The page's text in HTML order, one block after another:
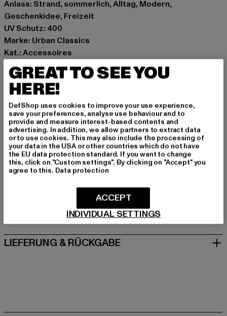
Anlass: Strand, sommerlich, Alltag, Modern,
Geschenkidee, Freizeit
UV Schutz: 400
Marke: Urban Classics
Kat.: Accessoires
Farbe: schwarz
Hersteller Farbe: black
Materialzusammensetzung: 95% Polycarbonat, 5%
Kupfer
Art.Nr: TB5805-00007
Hersteller: TB International GmbH |info@tbint.de
Dr.-Robert-Murjahn-Straße 7 | 64372 Ober-Ramstadt |
DE
GRÖSSE & PASSFORM
PFLEGEHINWEISE
LIEFERUNG & RÜCKGABE
GREAT TO SEE YOU
HERE!
DefShop uses cookies to improve your use experience,
save your preferences, analyse use behaviour and to
provide and measure interest-based contents and
advertising. In addition, we allow partners to extract data
or to use cookies. This may also include the processing of
your data in the USA or other countries which do not have
the EU data protection standard. If you want to change
this, click on "Custom settings". By clicking on "Accept" you
agree to this. Data protection
INDIVIDUAL SETTINGS
ACCEPT